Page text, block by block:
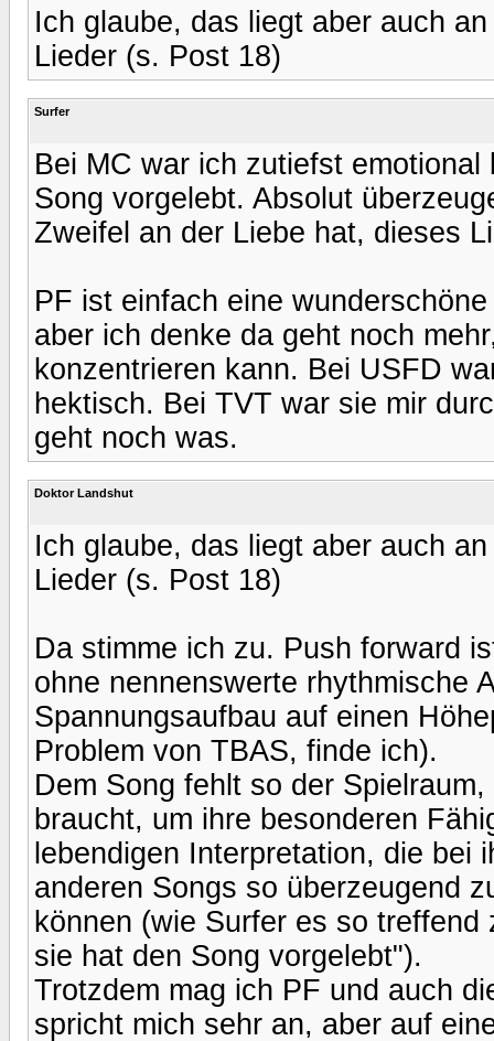
Ich glaube, das liegt aber auch
Lieder (s. Post 18)
Surfer
Bei MC war ich zutiefst
Song vorgelebt. Absolut
Zweifel an der Liebe hat, dieses
PF ist einfach eine
aber ich denke da geht noch
konzentrieren kann. Bei USFD
hektisch. Bei TVT war sie mir
geht noch was.
Doktor Landshut
Ich glaube, das liegt aber auch
Lieder (s. Post 18)
Da stimme ich zu. Push forward
ohne nennenswerte rhythmische
Spannungsaufbau auf einen
Problem von TBAS, finde ich).
Dem Song fehlt so der
braucht, um ihre besonderen
lebendigen Interpretation, die bei
anderen Songs so überzeugend
können (wie Surfer es so
sie hat den Song vorgelebt").
Trotzdem mag ich PF und auch
spricht mich sehr an, aber auf